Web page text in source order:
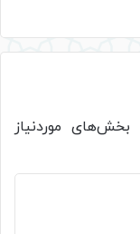
بخش‌های موردنیاز